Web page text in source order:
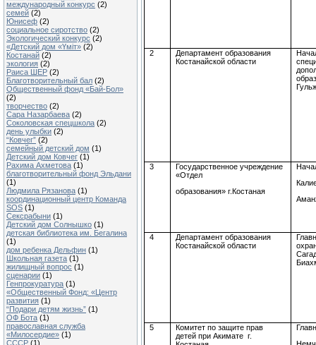
международный конкурс (2)
семей (2)
Юнисеф (2)
социальное сиротство (2)
Экологический конкурс (2)
«Детский дом «Үміт» (2)
Костанай (2)
экология (2)
Раиса ШЕР (2)
Благотворительный бал (2)
Общественный фонд «Бай-Бол»
(2)
творчество (2)
Сара Назарбаева (2)
Соколовская спецшкола (2)
день улыбки (2)
“Ковчег” (2)
семейный детский дом (1)
Детский дом Ковчег (1)
Рахима Ахметова (1)
благотворительный фонд Эльдани
(1)
Людмила Рязанова (1)
координационный центр Команда
SOS (1)
Сексрабыни (1)
Детский дом Солнышко (1)
детская библиотека им. Бегалина
(1)
дом ребенка Дельфин (1)
Школьная газета (1)
жилищный вопрос (1)
сценарии (1)
Генпрокуратура (1)
«Общественный Фонд: «Центр
развития (1)
“Подари детям жизнь” (1)
ОФ Бота (1)
православная служба
«Милосердие» (1)
СССР (1)
2
Департамент образования
Костанайской области
3
Государственное учреждение
«Отдел
образования»г.Костаная
4
Департамент образования
Костанайской области
5
Комитет по защите прав
детей приАкимате г.